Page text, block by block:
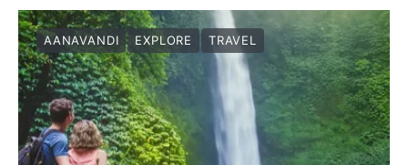
AANAVANDI EXPLORE TRAVEL